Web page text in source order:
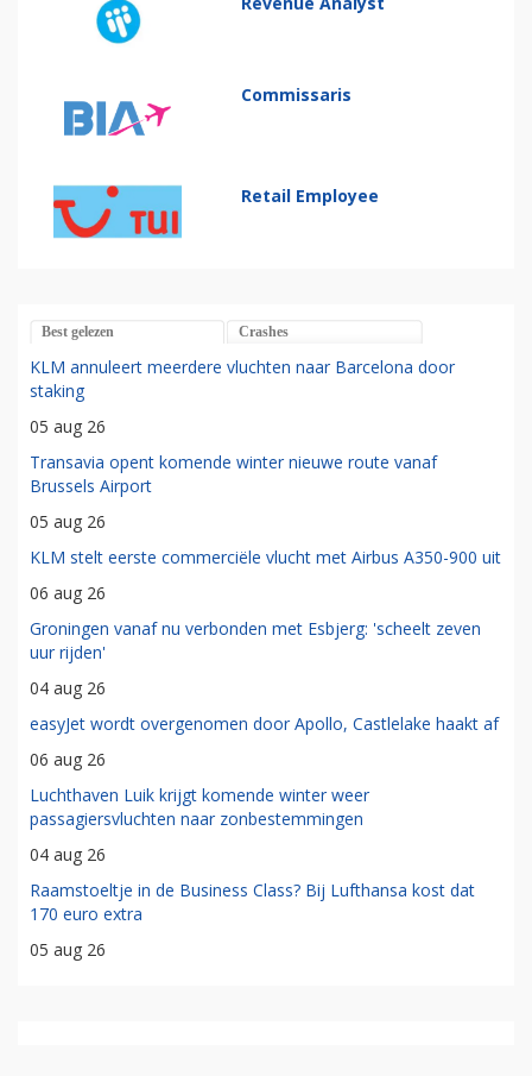
Commissaris
Retail Employee
Best gelezen Crashes
KLM annuleert meerdere vluchten naar Barcelona door
staking
05 aug 26
Transavia opent komende winter nieuwe route vanaf
Brussels Airport
05 aug 26
KLM stelt eerste commerciële vlucht met Airbus A350-900 uit
06 aug 26
Groningen vanaf nu verbonden met Esbjerg: 'scheelt zeven
uur rijden'
04 aug 26
easyJet wordt overgenomen door Apollo, Castlelake haakt af
06 aug 26
Luchthaven Luik krijgt komende winter weer
passagiersvluchten naar zonbestemmingen
04 aug 26
Raamstoeltje in de Business Class? Bij Lufthansa kost dat
170 euro extra
05 aug 26